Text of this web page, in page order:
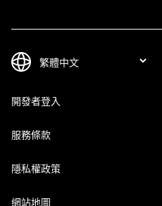
開發者登入
服務條款
隱私權政策
網站地圖